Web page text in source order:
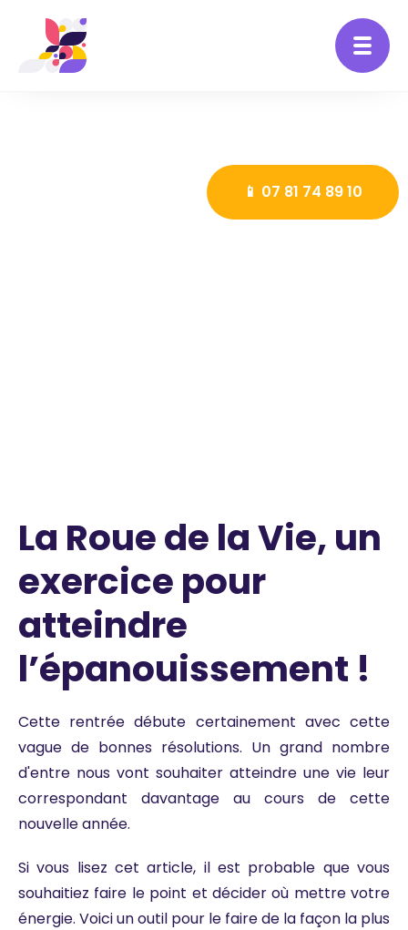
La Roue de la Vie, un
exercice pour
atteindre
l’épanouissement !
Cette rentrée débute certainement avec cette
vague de bonnes résolutions. Un grand nombre
d'entre nous vont souhaiter atteindre une vie leur
correspondant davantage au cours de cette
nouvelle année.
Si vous lisez cet article, il est probable que vous
souhaitiez faire le point et décider où mettre votre
énergie. Voici un outil pour le faire de la façon la plus
📱 07 81 74 89 10